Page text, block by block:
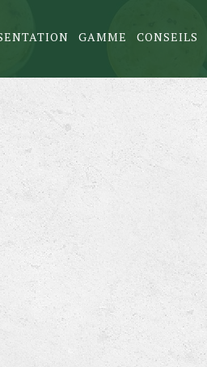
GAMME CONSEILS